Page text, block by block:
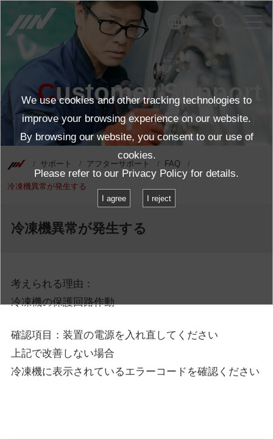
JP
Customer Support
アフターサポート
サポート アフターサポート FAQ
冷凍機異常が発生する
冷凍機異常が発生する
考えられる理由：
冷凍機の保護回路作動
確認項目：装置の電源を入れ直してください
上記で改善しない場合
冷凍機に表示されているエラーコードを確認ください
We use cookies and other tracking technologies to
improve your browsing experience on our website.
By browsing our website, you consent to our use of
cookies.
Please refer to our Privacy Policy for details.
I agree I reject